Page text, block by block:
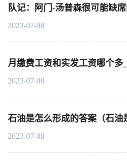
队记：阿门-汤普森很可能缺
2023-07-08
月缴费工资和实发工资哪个多
2023-07-08
石油是怎么形成的答案（石油
2023-07-08